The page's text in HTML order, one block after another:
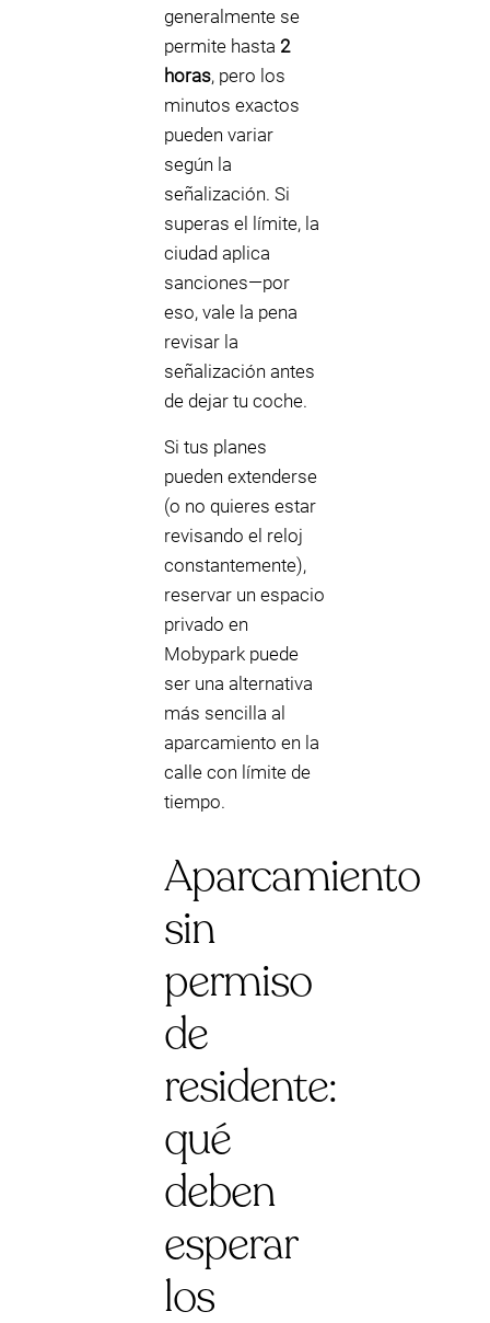
generalmente se
permite hasta 2
horas, pero los
minutos exactos
pueden variar
según la
señalización. Si
superas el límite, la
ciudad aplica
sanciones—por
eso, vale la pena
revisar la
señalización antes
de dejar tu coche.
Si tus planes
pueden extenderse
(o no quieres estar
revisando el reloj
constantemente),
reservar un espacio
privado en
Mobypark puede
ser una alternativa
más sencilla al
aparcamiento en la
calle con límite de
tiempo.
Aparcamiento
sin
permiso
de
residente:
qué
deben
esperar
los